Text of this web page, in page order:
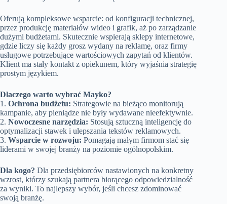
Oferują kompleksowe wsparcie: od konfiguracji technicznej,
przez produkcję materiałów wideo i grafik, aż po zarządzanie
dużymi budżetami. Skutecznie wspierają sklepy internetowe,
gdzie liczy się każdy grosz wydany na reklamę, oraz firmy
usługowe potrzebujące wartościowych zapytań od klientów.
Klient ma stały kontakt z opiekunem, który wyjaśnia strategię
prostym językiem.
Dlaczego warto wybrać Mayko?
1. Ochrona budżetu: Strategowie na bieżąco monitorują
kampanie, aby pieniądze nie były wydawane nieefektywnie.
2. Nowoczesne narzędzia: Stosują sztuczną inteligencję do
optymalizacji stawek i ulepszania tekstów reklamowych.
3. Wsparcie w rozwoju: Pomagają małym firmom stać się
liderami w swojej branży na poziomie ogólnopolskim.
Dla kogo? Dla przedsiębiorców nastawionych na konkretny
wzrost, którzy szukają partnera biorącego odpowiedzialność
za wyniki. To najlepszy wybór, jeśli chcesz zdominować
swoją branżę.